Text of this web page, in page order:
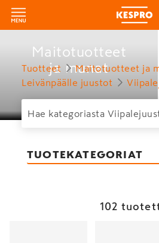
Maitotuotteet
ja munat
Tuotteet
Maitotuotteet ja
Leivänpäälle juustot
TUOTEKATEGORIAT
102